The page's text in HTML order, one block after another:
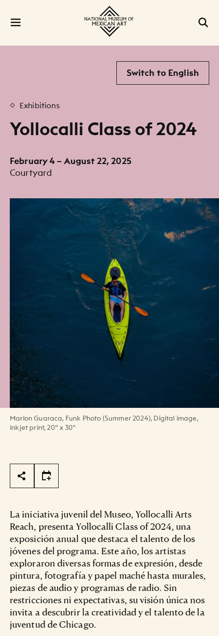
Switch to English
Exhibitions
Yollocalli Class of 2024
February 4 – August 22, 2025
Courtyard
Marlon Guaraca, Funk Photo (Summer 2024), Digital image,
inkjet print, 20" x 30"
Page Tools
La iniciativa juvenil del Museo, Yollocalli Arts
Reach, presenta Yollocalli Class of 2024, una
exposición anual que destaca el talento de los
jóvenes del programa. Este año, los artistas
exploraron diversas formas de expresión, desde
pintura, fotografía y papel maché hasta murales,
piezas de audio y programas de radio. Sin
restricciones ni expectativas, su visión única nos
invita a descubrir la creatividad y el talento de la
juventud de Chicago.